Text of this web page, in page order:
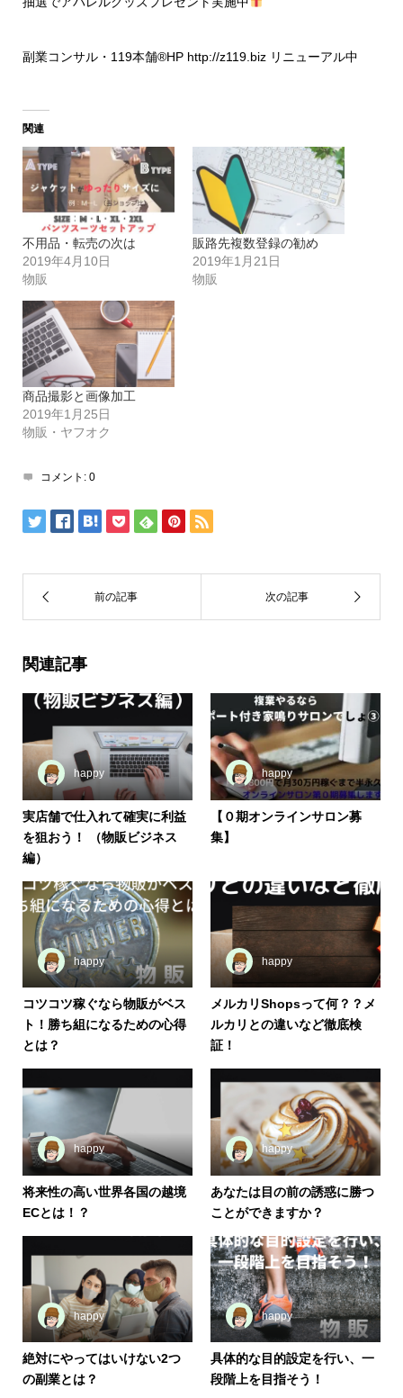
副業コンサル・119本舗®HP http://z119.bizリニューアル中
関連
不用品・転売の次は
2019年4月10日
物販
販路先複数登録の勧め
2019年1月21日
物販
商品撮影と画像加工
2019年1月25日
物販・ヤフオク
コメント: 0
関連記事
happy
実店舗で仕入れて確実に利益
を狙おう！ （物販ビジネス
編）
happy
【０期オンラインサロン募
集】
happy
コツコツ稼ぐなら物販がベス
ト！勝ち組になるための心得
とは？
happy
メルカリShopsって何？？メ
ルカリとの違いなど徹底検
証！
happy
将来性の高い世界各国の越境
ECとは！？
happy
あなたは目の前の誘惑に勝つ
ことができますか？
happy
絶対にやってはいけない2つ
の副業とは？
happy
具体的な目的設定を行い、一
段階上を目指そう！